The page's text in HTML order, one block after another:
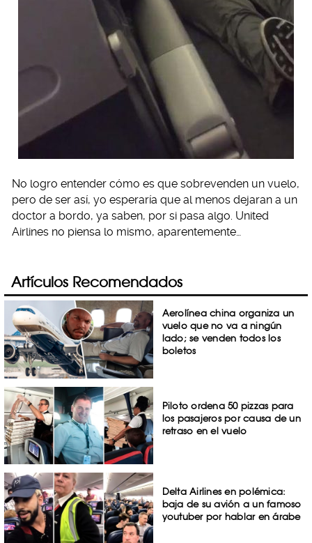
No logro entender cómo es que sobrevenden un vuelo,
pero de ser así, yo esperaría que al menos dejaran a un
doctor a bordo, ya saben, por si pasa algo. United
Airlines no piensa lo mismo, aparentemente…
Artículos Recomendados
Aerolínea china organiza un
vuelo que no va a ningún
lado; se venden todos los
boletos
Piloto ordena 50 pizzas para
los pasajeros por causa de un
retraso en el vuelo
Delta Airlines en polémica:
baja de su avión a un famoso
youtuber por hablar en árabe